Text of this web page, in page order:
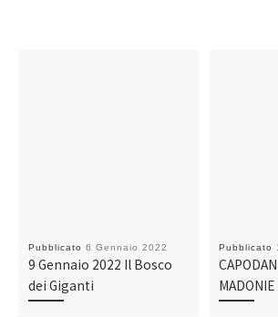
Pubblicato6 Gennaio 2022
9 Gennaio 2022 Il Bosco
dei Giganti
Pubblicato
MADONIE